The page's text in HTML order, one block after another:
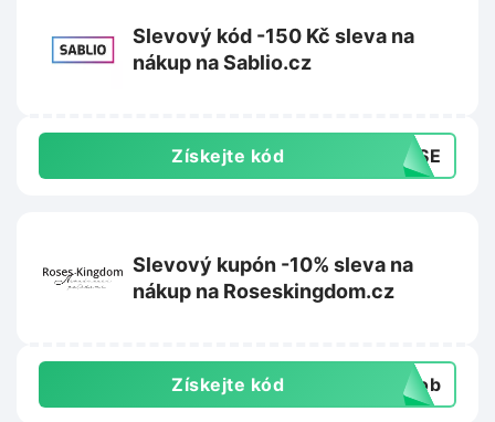
Slevový kód -150 Kč sleva na
nákup na Sablio.cz
Získejte kód 0VSE
Slevový kupón -10% sleva na
nákup na Roseskingdom.cz
Získejte kód csob